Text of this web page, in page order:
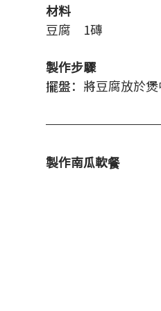
材料
豆腐　1磚
製作步驟
擺盤：將豆腐放於
製作南瓜軟餐